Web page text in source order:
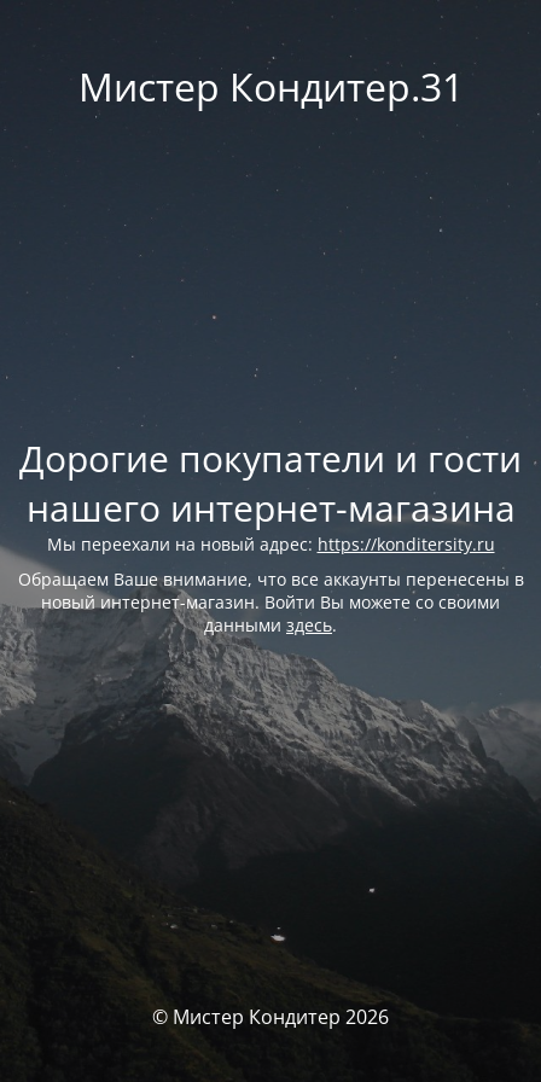
Мистер Кондитер.31
Дорогие покупатели и гости
нашего интернет-магазина
Мы переехали на новый адрес: https://konditersity.ru
Обращаем Ваше внимание, что все аккаунты перенесены в
новый интернет-магазин. Войти Вы можете со своими
данными здесь.
© Мистер Кондитер 2026